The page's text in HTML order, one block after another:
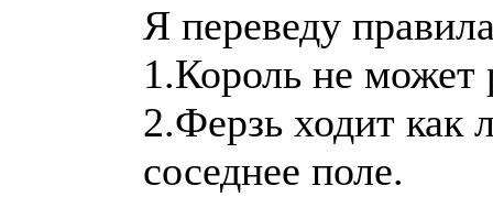
Я переведу
1.Король не может
2.Ферзь ходит как
соседнее поле.